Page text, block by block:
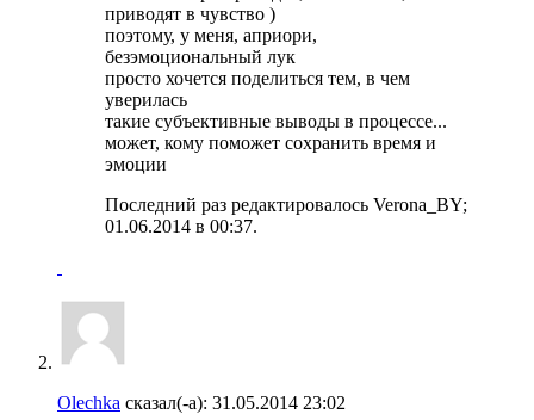
приводят в чувство )
поэтому, у меня, априори,
безэмоциональный лук
просто хочется поделиться тем, в чем
уверилась
такие субъективные выводы в процессе...
может, кому поможет сохранить время и
эмоции
Последний раз редактировалось Verona_BY;
01.06.2014 в 00:37.
Olechka сказал(-а): 31.05.2014 23:02